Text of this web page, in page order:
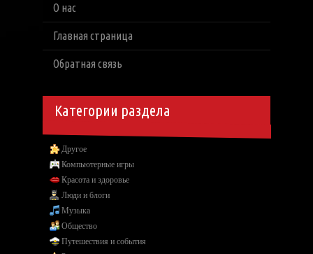
О нас
Главная страница
Обратная связь
Категории раздела
Другое
Компьютерные игры
Красота и здоровье
Люди и блоги
Музыка
Общество
Путешествия и события